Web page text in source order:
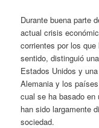
Durante buena parte
actual crisis
corrientes por los
sentido, distinguió
Estados Unidos y
Alemania y los
cual se ha basado
han sido largamente
sociedad.